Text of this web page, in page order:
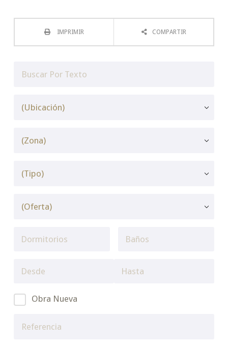
IMPRIMIR COMPARTIR
Obra Nueva